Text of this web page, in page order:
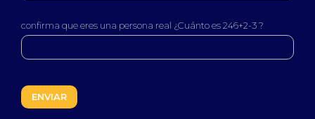
confirma que eres una persona real ¿Cuánto es 246+2-3 ?